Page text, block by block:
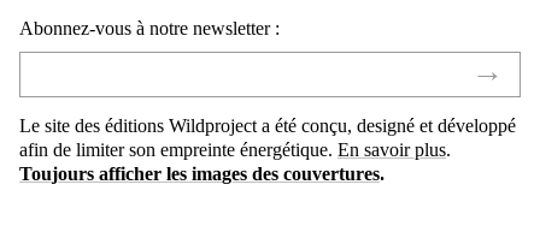
Abonnez-vous à notre newsletter :
Le site des éditions Wildproject a été conçu, designé et développé
afin de limiter son empreinte énergétique. En savoir plus.
Toujours afficher les images des couvertures.